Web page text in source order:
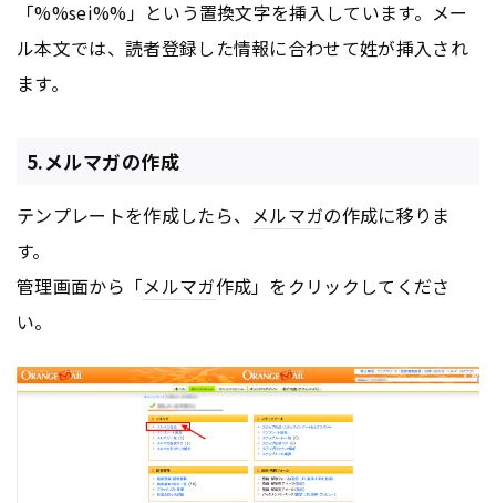
「%%sei%%」という置換文字を挿入しています。メー
ル本文では、読者登録した情報に合わせて姓が挿入され
ます。
5.メルマガの作成
テンプレートを作成したら、 メルマガの作成に移りま
す。
管理画面から「メルマガ作成」をクリックしてくださ
い。